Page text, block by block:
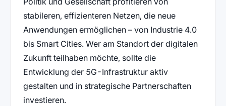
stabileren, effizienteren Netzen, die neue
Anwendungen ermöglichen – von Industrie 4.0
bis Smart Cities. Wer am Standort der digitalen
Zukunft teilhaben möchte, sollte die
Entwicklung der 5G-Infrastruktur aktiv
gestalten und in strategische Partnerschaften
investieren.